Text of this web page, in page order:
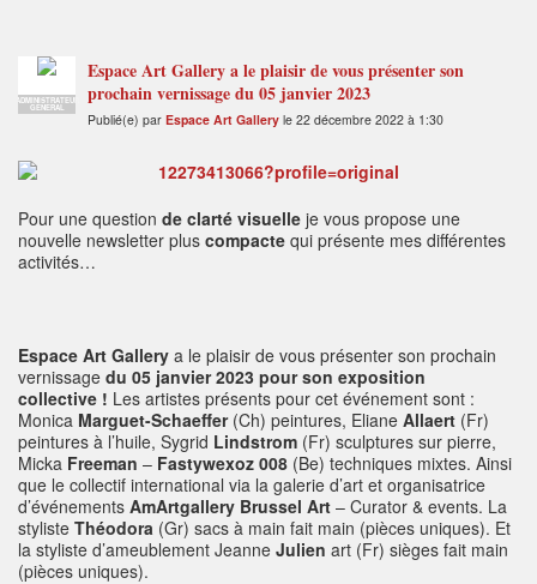
ADMINISTRATEUR
GENERAL
Espace Art Gallery a le plaisir de vous présenter son
prochain vernissage du 05 janvier 2023
Publié(e) par Espace Art Gallery le 22 décembre 2022 à 1:30
Pour une question de clarté visuelle je vous propose une
nouvelle newsletter plus compacte qui présente mes différentes
activités…
Espace Art Gallery a le plaisir de vous présenter son prochain
vernissage du 05 janvier 2023 pour son exposition
collective ! Les artistes présents pour cet événement sont :
Monica Marguet-Schaeffer(Ch) peintures, Eliane Allaert (Fr)
peintures à l’huile, Sygrid Lindstrom (Fr) sculptures sur pierre,
Micka Freeman – Fastywexoz 008 (Be) techniques mixtes. Ainsi
que le collectif international via la galerie d’art et organisatrice
d’événements AmArtgallery Brussel Art – Curator & events. La
styliste Théodora (Gr) sacs à main fait main (pièces uniques). Et
la styliste d’ameublement Jeanne Julien art (Fr) sièges fait main
(pièces uniques).